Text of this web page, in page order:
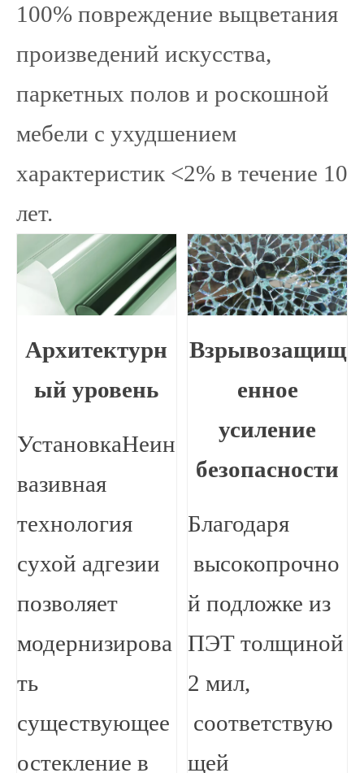
100% повреждение выцветания
произведений искусства,
паркетных полов и роскошной
мебели с ухудшением
характеристик <2% в течение 10
лет.
Архитектурн
ый уровень
УстановкаНеин
вазивная
технология
сухой адгезии
позволяет
модернизирова
ть
существующее
остекление в
Взрывозащищ
енное
усиление
безопасности
Благодаря
высокопрочно
й подложке из
ПЭТ толщиной
2 мил,
соответствую
щей